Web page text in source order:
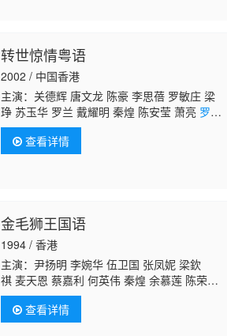
云 陈狄克 廖丽丽 陈安莹 虞天伟 博君 游飙 吕
剑光 孙季卿 区岳
生 汤俊明 张宏伟 薛纯基 何金灵 简文达
转世惊情粤语
2002 / 中国香港
主演：关德辉 唐文龙 陈豪 李思蓓 罗敏庄 梁
琤 苏玉华 罗兰 戴耀明 秦煌 陈安莹 萧亮 罗君
左余子明 廖启智 马小灵 蔡国庆 陈琪 成珈
莹 刘家辉 鲁振顺 陈玟希 杨嘉诺 陈荣峻 白
茵 梁葆贞 郭德信 曾慧云 华忠男 廖丽丽 谢朗
查看详情
金毛狮王国语
1994 / 香港
主演：尹扬明 李婉华 伍卫国 张凤妮 梁欽
祺 麦天恩 蔡嘉利 何英伟 秦煌 余慕莲 陈荣
峻罗君左郑家生 陈狄克 关菁 蔡国庆 黄新 冯
素波 罗国维 梁葆贞 陈勉良 陈中坚 麦皓为 邓
汝超 游飙 郭卓桦 石雲 廖丽丽 邵卓尧 黄天
查看详情